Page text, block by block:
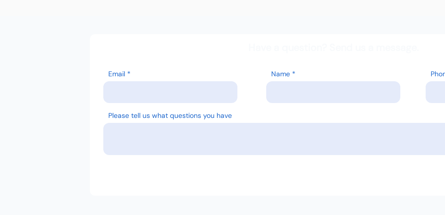
Email Name
Please tell us what questions you have